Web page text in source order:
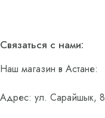
Связаться с нами:
Наш магазин в Астане:
Адрес: ул. Сарайшык, 8